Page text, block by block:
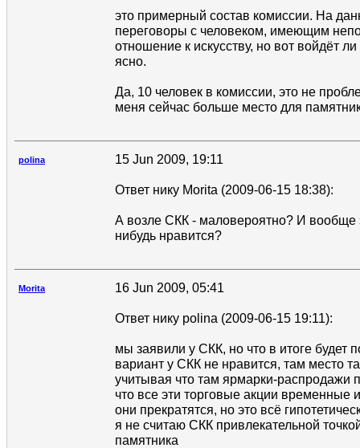
это примерный состав комиссии. На
переговоры с человеком, имеющим
отношение к искусству, но вот войдёт
ясно.
Да, 10 человек в комиссии, это не
меня сейчас больше место для
polina 15 Jun 2009, 19:11
Ответ нику Morita (2009-06-15 18:38):
А возле СКК - маловероятно? И вообще
нибудь нравится?
Morita 16 Jun 2009, 05:41
Ответ нику polina (2009-06-15 19:11):
мы заявили у СКК, но что в итоге будет
вариант у СКК не нравится, там место
учитывая что там ярмарки-распродажи
что все эти торговые акции временные
они прекратятся, но это всё
я не считаю СКК привлекательной
памятника